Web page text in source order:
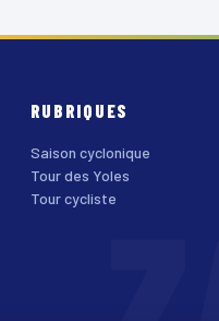
RUBRIQUES
Saison cyclonique
Tour des Yoles
Tour cycliste